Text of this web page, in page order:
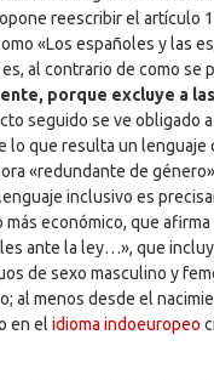
reescribir el artículo
«Los españoles y las
al contrario de como se
porque excluye a
seguido se ve obligado
lo que resulta un lenguaje
«redundante de
inclusivo es
económico, que afirma
ante la ley…», que
de sexo masculino y
al menos desde el
en el idioma indoeuropeo